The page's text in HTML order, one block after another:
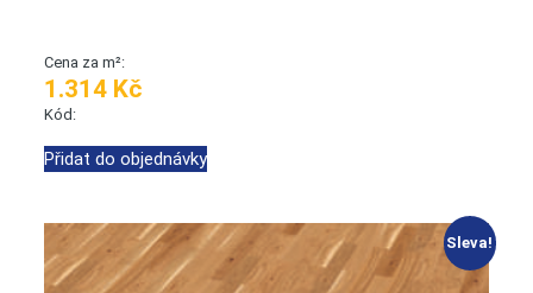
Cena za m²:
1.314 Kč
Kód:
Přidat do objednávky
Sleva!